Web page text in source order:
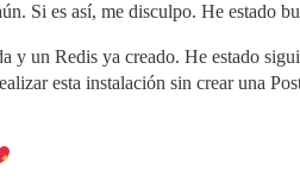
Si es así, me disculpo. He estado
y un Redis ya creado. He estado
esta instalación sin crear una